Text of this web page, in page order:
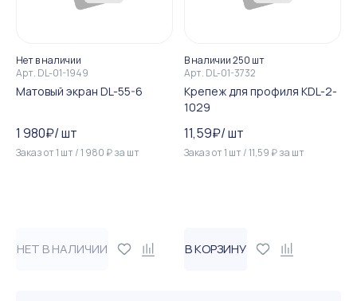
Нет в наличии
Арт. DL-01-1949
Матовый экран DL-55-6
1 980₽/шт
Заказ от1 шт/1 980 ₽за шт
НЕТ В НАЛИЧИИ
В наличии 250 шт
Арт. DL-01-3732
Крепеж для профиля KDL-2-
1029
11,59₽/шт
Заказ от1 шт/11,59 ₽за шт
В КОРЗИНУ